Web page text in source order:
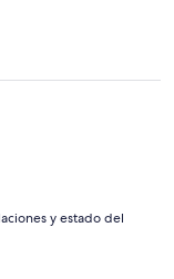
y estado del